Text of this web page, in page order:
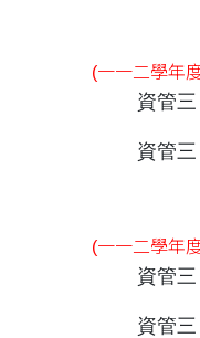
(一一二學年
資管三
資管三
(一一二學年
資管三
資管三